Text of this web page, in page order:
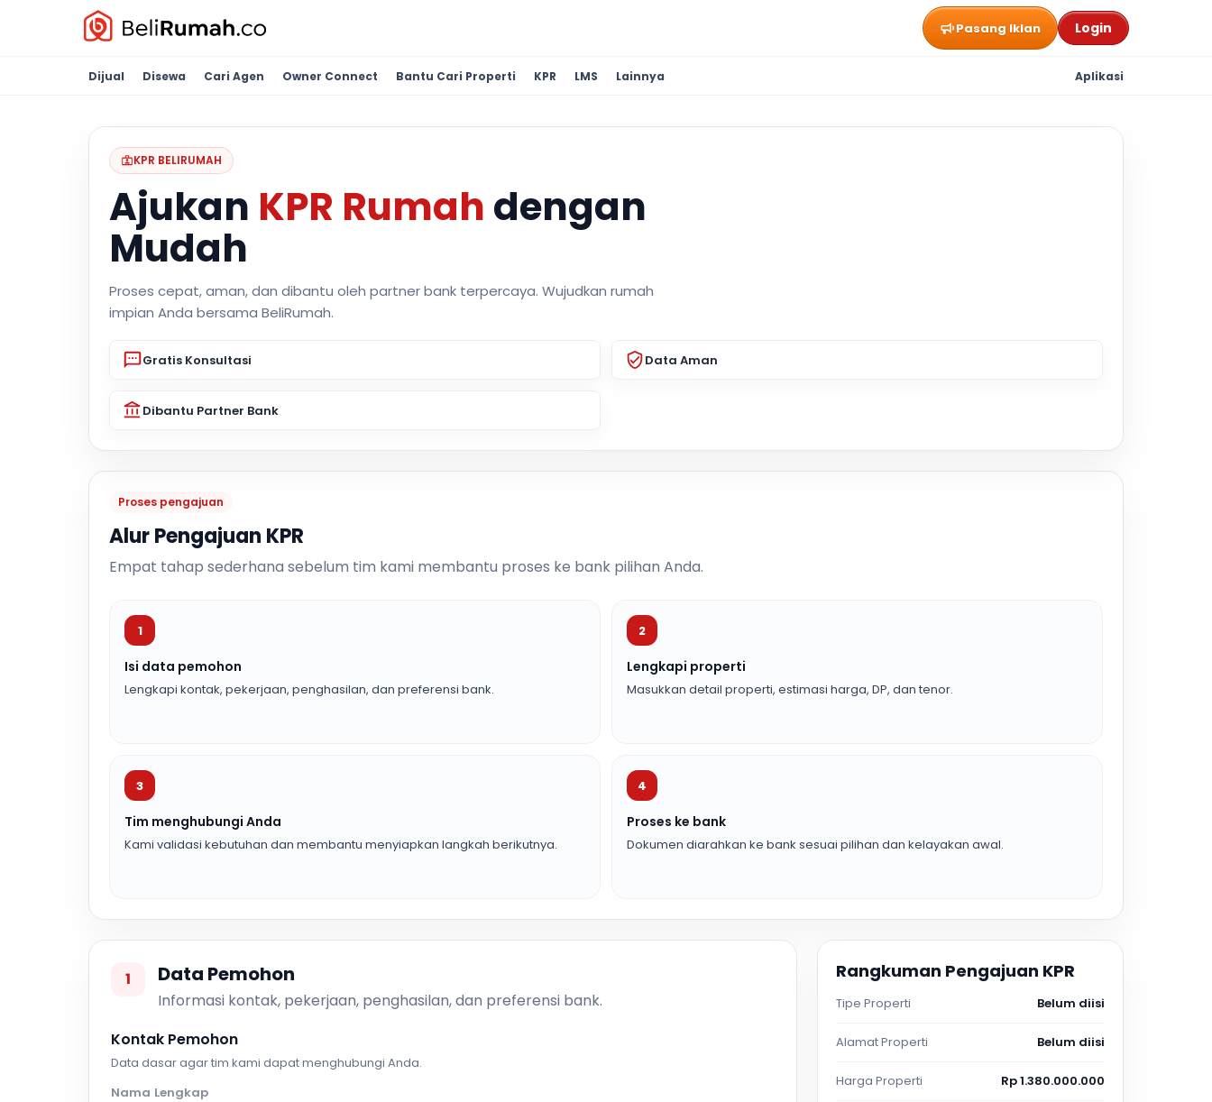
Pasang Iklan Login
Dijual Disewa Cari Agen Owner Connect Bantu Cari Properti KPR LMS Lainnya Aplikasi
KPR BELIRUMAH
Ajukan KPR Rumah dengan
Mudah
Proses cepat, aman, dan dibantu oleh partner bank terpercaya. Wujudkan rumah
impian Anda bersama BeliRumah.
Gratis Konsultasi Data Aman
Dibantu Partner Bank
Proses pengajuan
Alur Pengajuan KPR
Empat tahap sederhana sebelum tim kami membantu proses ke bank pilihan Anda.
1
Isi data pemohon
Lengkapi kontak, pekerjaan, penghasilan, dan preferensi bank.
2
Lengkapi properti
Masukkan detail properti, estimasi harga, DP, dan tenor.
3
Tim menghubungi Anda
Kami validasi kebutuhan dan membantu menyiapkan langkah berikutnya.
4
Proses ke bank
Dokumen diarahkan ke bank sesuai pilihan dan kelayakan awal.
1 Data Pemohon
Informasi kontak, pekerjaan, penghasilan, dan preferensi bank.
Kontak Pemohon
Data dasar agar tim kami dapat menghubungi Anda.
Nama Lengkap
Rangkuman Pengajuan KPR
Tipe Properti Belum diisi
Alamat Properti Belum diisi
Harga Properti Rp 1.380.000.000